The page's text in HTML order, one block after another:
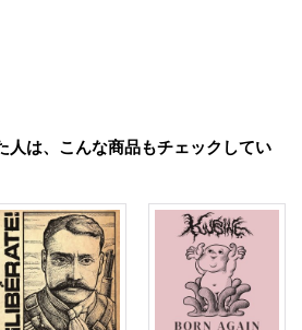
人は、こんな商品もチェックしてい